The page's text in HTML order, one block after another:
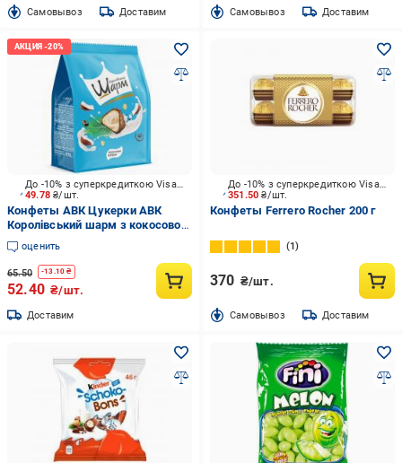
Cамовывоз Доставим Cамовывоз Доставим
49.78₴/шт.
До -10% з суперкредиткою Visa Вигода
Конфеты АВК Цукерки АВК
Королівський шарм з кокосовою
начинкою 110 г
оценить
65.50 -13.10 ₴
52.40 ₴/шт.
Доставим
351.50₴/шт.
До -10% з суперкредиткою Visa Вигода
Конфеты Ferrero Rocher 200 г
1
370 ₴/шт.
Cамовывоз Доставим